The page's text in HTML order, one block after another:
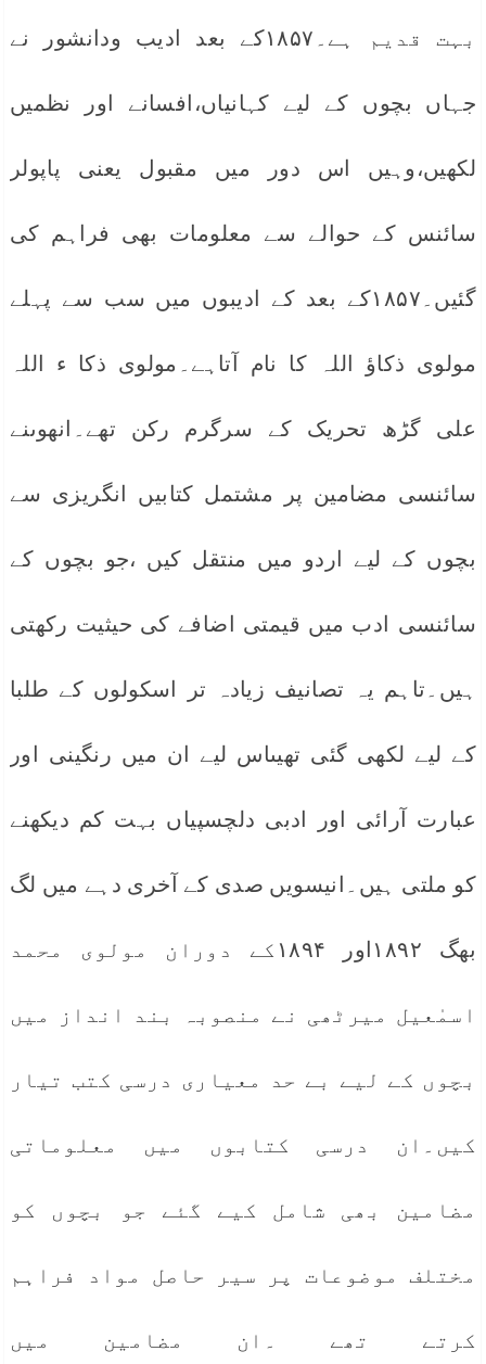
بہت قدیم ہے۔۱۸۵۷کے بعد ادیب ودانشور نے
جہاں بچوں کے لیے کہانیاں،افسانے اور نظمیں
لکھیں،وہیں اس دور میں مقبول یعنی پاپولر
سائنس کے حوالے سے معلومات بھی فراہم کی
گئیں۔۱۸۵۷کے بعد کے ادیبوں میں سب سے پہلے
مولوی ذکاؤ اللہ کا نام آتاہے۔مولوی ذکا ء اللہ
علی گڑھ تحریک کے سرگرم رکن تھے۔انھوںنے
سائنسی مضامین پر مشتمل کتابیں انگریزی سے
بچوں کے لیے اردو میں منتقل کیں ،جو بچوں کے
سائنسی ادب میں قیمتی اضافے کی حیثیت رکھتی
ہیں۔تاہم یہ تصانیف زیادہ تر اسکولوں کے طلبا
کے لیے لکھی گئی تھیںاس لیے ان میں رنگینی اور
عبارت آرائی اور ادبی دلچسپیاں بہت کم دیکھنے
کو ملتی ہیں۔انیسویں صدی کے آخری دہے میں لگ
بھگ ۱۸۹۲اور ۱۸۹۴کے دوران مولوی محمد
اسمٰعیل میرٹھی نے منصوبہ بند انداز میں
بچوں کے لیے بے حد معیاری درسی کتب تیار
کیں۔ان درسی کتابوں میں معلوماتی
مضامین بھی شامل کیے گئے جو بچوں کو
مختلف موضوعات پر سیر حاصل مواد فراہم
کرتے تھے ۔ان مضامین میں